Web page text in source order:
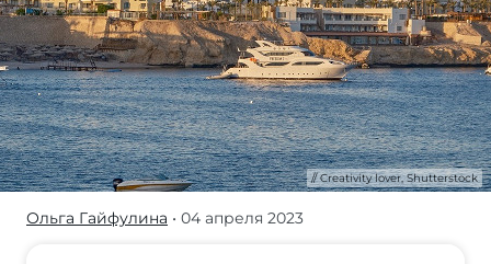
Creativity lover, Shutterstock
Египет
Ольга Гайфулина • 04 апреля 2023